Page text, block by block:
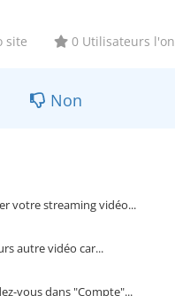
site 0 Utilisateurs
Non
votre streaming vidéo...
autre vidéo car...
vous dans "Compte"...